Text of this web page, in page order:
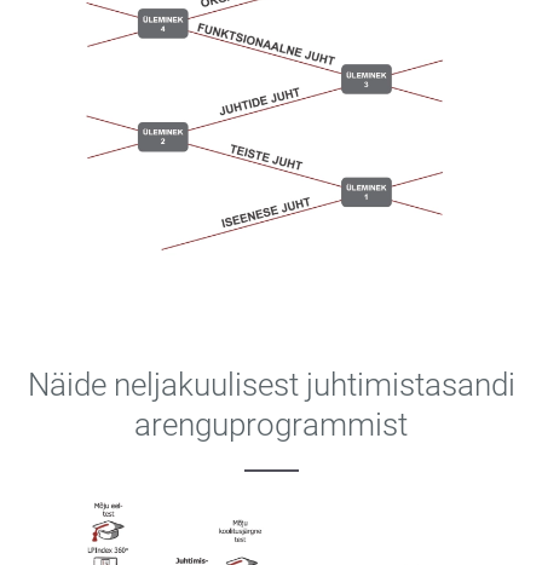
Näide neljakuulisest juhtimistasandi
arenguprogrammist